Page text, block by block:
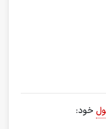
خود: